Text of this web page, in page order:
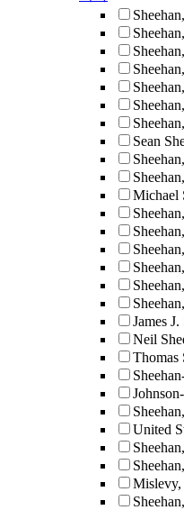
Sean
Michael
James J.
Neil
Thomas
United
Mislevy,